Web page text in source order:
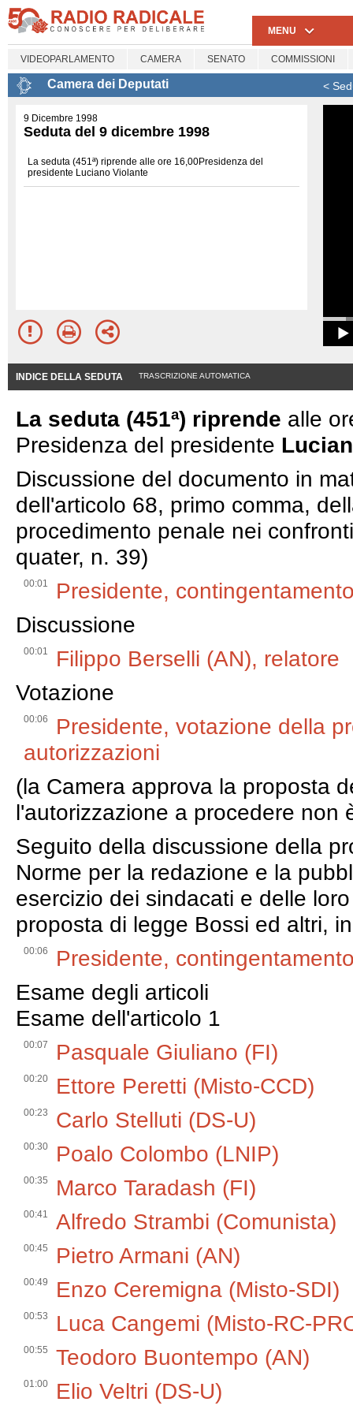
MENU
VIDEOPARLAMENTO CAMERA SENATO COMMISSIONI
Camera dei Deputati <
9 Dicembre 1998
Seduta del 9 dicembre 1998
La seduta (451ª) riprende alle ore 16,00Presidenza del
presidente Luciano Violante
INDICE DELLA SEDUTA TRASCRIZIONE AUTOMATICA
La seduta (451ª) riprende alle
Presidenza del presidente
Discussione del documento in
dell'articolo 68, primo comma,
procedimento penale nei
quater, n. 39)
00:01
Presidente,
Discussione
00:01
Filippo Berselli (AN), relatore
Votazione
00:06
Presidente, votazione della
autorizzazioni
(la Camera approva la proposta
l'autorizzazione a procedere non
Seguito della discussione della
Norme per la redazione e la
esercizio dei sindacati e delle
proposta di legge Bossi ed altri,
00:06
Presidente,
Esame degli articoli
Esame dell'articolo 1
00:07 Pasquale Giuliano (FI)
00:20 Ettore Peretti (Misto-CCD)
00:23 Carlo Stelluti (DS-U)
00:30 Poalo Colombo (LNIP)
00:35 Marco Taradash (FI)
00:41 Alfredo Strambi (Comunista)
00:45 Pietro Armani (AN)
00:49 Enzo Ceremigna (Misto-SDI)
00:53 Luca Cangemi (Misto-RC-
00:55 Teodoro Buontempo (AN)
01:00 Elio Veltri (DS-U)